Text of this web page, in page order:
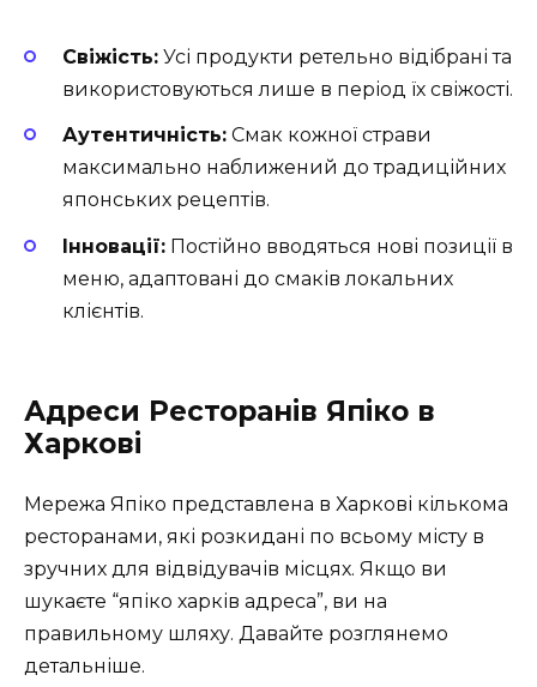
Свіжість: Усі продукти ретельно відібрані та
використовуються лише в період їх свіжості.
Аутентичність: Смак кожної страви
максимально наближений до традиційних
японських рецептів.
Інновації: Постійно вводяться нові позиції в
меню, адаптовані до смаків локальних
клієнтів.
Адреси Ресторанів Япіко в
Харкові
Мережа Япіко представлена в Харкові кількома
ресторанами, які розкидані по всьому місту в
зручних для відвідувачів місцях. Якщо ви
шукаєте “япіко харків адреса”, ви на
правильному шляху. Давайте розглянемо
детальніше.